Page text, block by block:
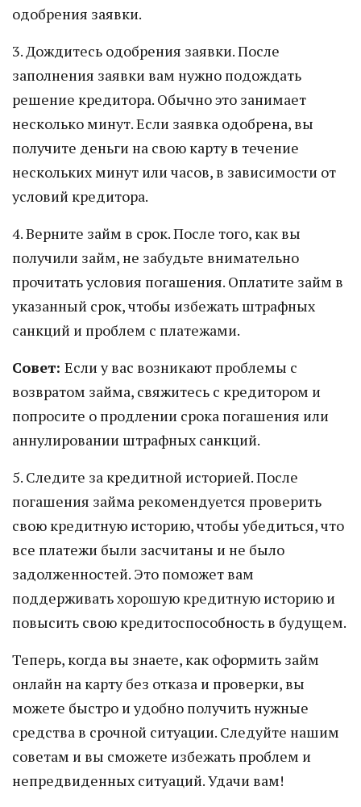
одобрения заявки.
3. Дождитесь одобрения заявки. После
заполнения заявки вам нужно подождать
решение кредитора. Обычно это занимает
несколько минут. Если заявка одобрена, вы
получите деньги на свою карту в течение
нескольких минут или часов, в зависимости от
условий кредитора.
4. Верните займ в срок. После того, как вы
получили займ, не забудьте внимательно
прочитать условия погашения. Оплатите займ в
указанный срок, чтобы избежать штрафных
санкций и проблем с платежами.
Совет: Если у вас возникают проблемы с
возвратом займа, свяжитесь с кредитором и
попросите о продлении срока погашения или
аннулировании штрафных санкций.
5. Следите за кредитной историей. После
погашения займа рекомендуется проверить
свою кредитную историю, чтобы убедиться, что
все платежи были засчитаны и не было
задолженностей. Это поможет вам
поддерживать хорошую кредитную историю и
повысить свою кредитоспособность в будущем.
Теперь, когда вы знаете, как оформить займ
онлайн на карту без отказа и проверки, вы
можете быстро и удобно получить нужные
средства в срочной ситуации. Следуйте нашим
советам и вы сможете избежать проблем и
непредвиденных ситуаций. Удачи вам!